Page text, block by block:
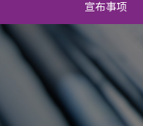
宣布事项